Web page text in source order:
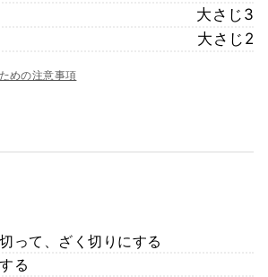
大さじ3
大さじ2
めの注意事項
って、ざく切りにする
る